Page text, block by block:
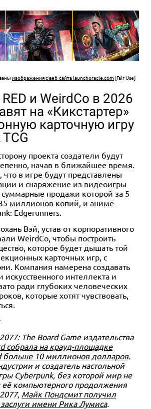
изображения с веб-сайта launchoracle.com [Fair Use]
и WeirdCo в 2026
на «Кикстартер»
карточную игру
проекта создатели будут
начав в ближайшее время.
что в игре будут представлены
и снаряжение из видеоигры
суммарные продажи которой за 5
миллионов копий, и аниме-
Edgerunners.
Вэй, устав от корпоративного
WeirdCo, чтобы построить
которое будет дышать той
карточных игр, с
Компания намерена создавать
интеллекта и
ради глубоких человеческих
которые хотят чувствовать,
The Board Game издательства
собрала на крауд-площадке
больше 10 миллионов долларов.
и создатель настольной
Cyberpunk, без которой мир не
компьютерного продолжения
Майк Пондсмит получил
заслуги имени Рика Лумиса.